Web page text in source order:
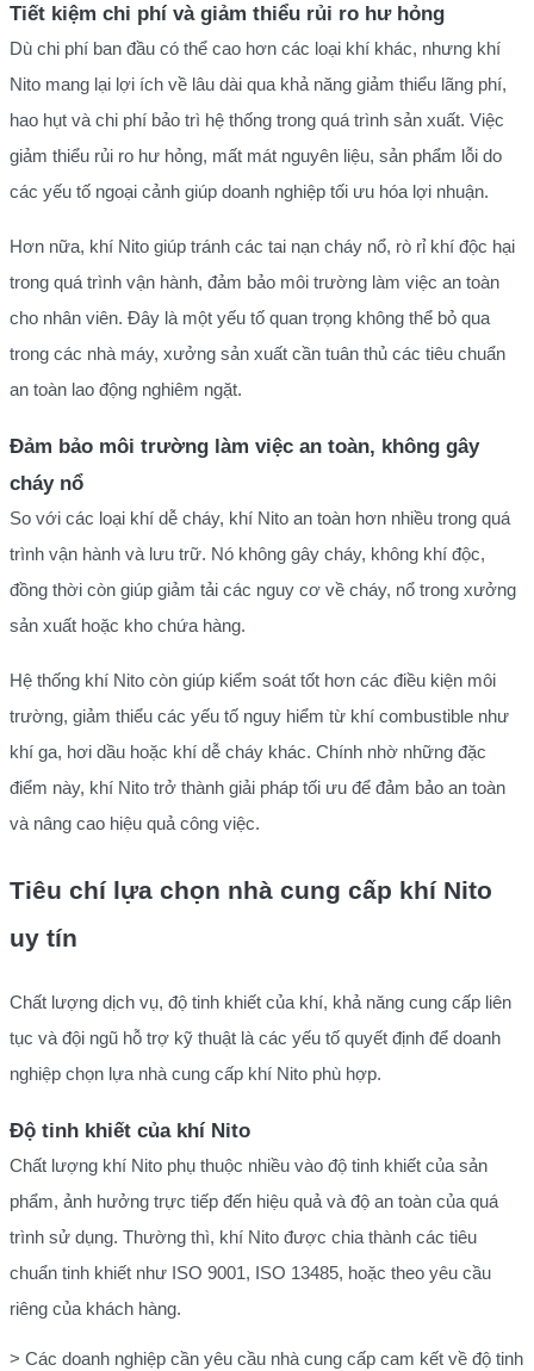
Tiết kiệm chi phí và giảm thiểu rủi ro hư hỏng
Dù chi phí ban đầu có thể cao hơn các loại khí khác, nhưng khí
Nito mang lại lợi ích về lâu dài qua khả năng giảm thiểu lãng phí,
hao hụt và chi phí bảo trì hệ thống trong quá trình sản xuất. Việc
giảm thiểu rủi ro hư hỏng, mất mát nguyên liệu, sản phẩm lỗi do
các yếu tố ngoại cảnh giúp doanh nghiệp tối ưu hóa lợi nhuận.
Hơn nữa, khí Nito giúp tránh các tai nạn cháy nổ, rò rỉ khí độc hại
trong quá trình vận hành, đảm bảo môi trường làm việc an toàn
cho nhân viên. Đây là một yếu tố quan trọng không thể bỏ qua
trong các nhà máy, xưởng sản xuất cần tuân thủ các tiêu chuẩn
an toàn lao động nghiêm ngặt.
Đảm bảo môi trường làm việc an toàn, không gây
cháy nổ
So với các loại khí dễ cháy, khí Nito an toàn hơn nhiều trong quá
trình vận hành và lưu trữ. Nó không gây cháy, không khí độc,
đồng thời còn giúp giảm tải các nguy cơ về cháy, nổ trong xưởng
sản xuất hoặc kho chứa hàng.
Hệ thống khí Nito còn giúp kiểm soát tốt hơn các điều kiện môi
trường, giảm thiểu các yếu tố nguy hiểm từ khí combustible như
khí ga, hơi dầu hoặc khí dễ cháy khác. Chính nhờ những đặc
điểm này, khí Nito trở thành giải pháp tối ưu để đảm bảo an toàn
và nâng cao hiệu quả công việc.
Tiêu chí lựa chọn nhà cung cấp khí Nito
uy tín
Chất lượng dịch vụ, độ tinh khiết của khí, khả năng cung cấp liên
tục và đội ngũ hỗ trợ kỹ thuật là các yếu tố quyết định để doanh
nghiệp chọn lựa nhà cung cấp khí Nito phù hợp.
Độ tinh khiết của khí Nito
Chất lượng khí Nito phụ thuộc nhiều vào độ tinh khiết của sản
phẩm, ảnh hưởng trực tiếp đến hiệu quả và độ an toàn của quá
trình sử dụng. Thường thì, khí Nito được chia thành các tiêu
chuẩn tinh khiết như ISO 9001, ISO 13485, hoặc theo yêu cầu
riêng của khách hàng.
> Các doanh nghiệp cần yêu cầu nhà cung cấp cam kết về độ tinh